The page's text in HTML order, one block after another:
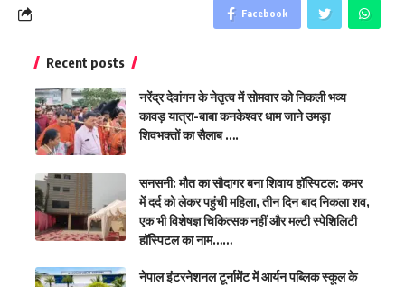
Facebook
Recent posts
नरेंद्र देवांगन के नेतृत्व में सोमवार को निकली भव्य
कावड़ यात्रा-बाबा कनकेश्वर धाम जाने उमड़ा
शिवभक्तों का सैलाब ….
सनसनी: मौत का सौदागर बना शिवाय हॉस्पिटल: कमर
में दर्द को लेकर पहुंची महिला, तीन दिन बाद निकला शव,
एक भी विशेषज्ञ चिकित्सक नहीं और मल्टी स्पेशिलिटी
हॉस्पिटल का नाम……
नेपाल इंटरनेशनल टूर्नामेंट में आर्यन पब्लिक स्कूल के